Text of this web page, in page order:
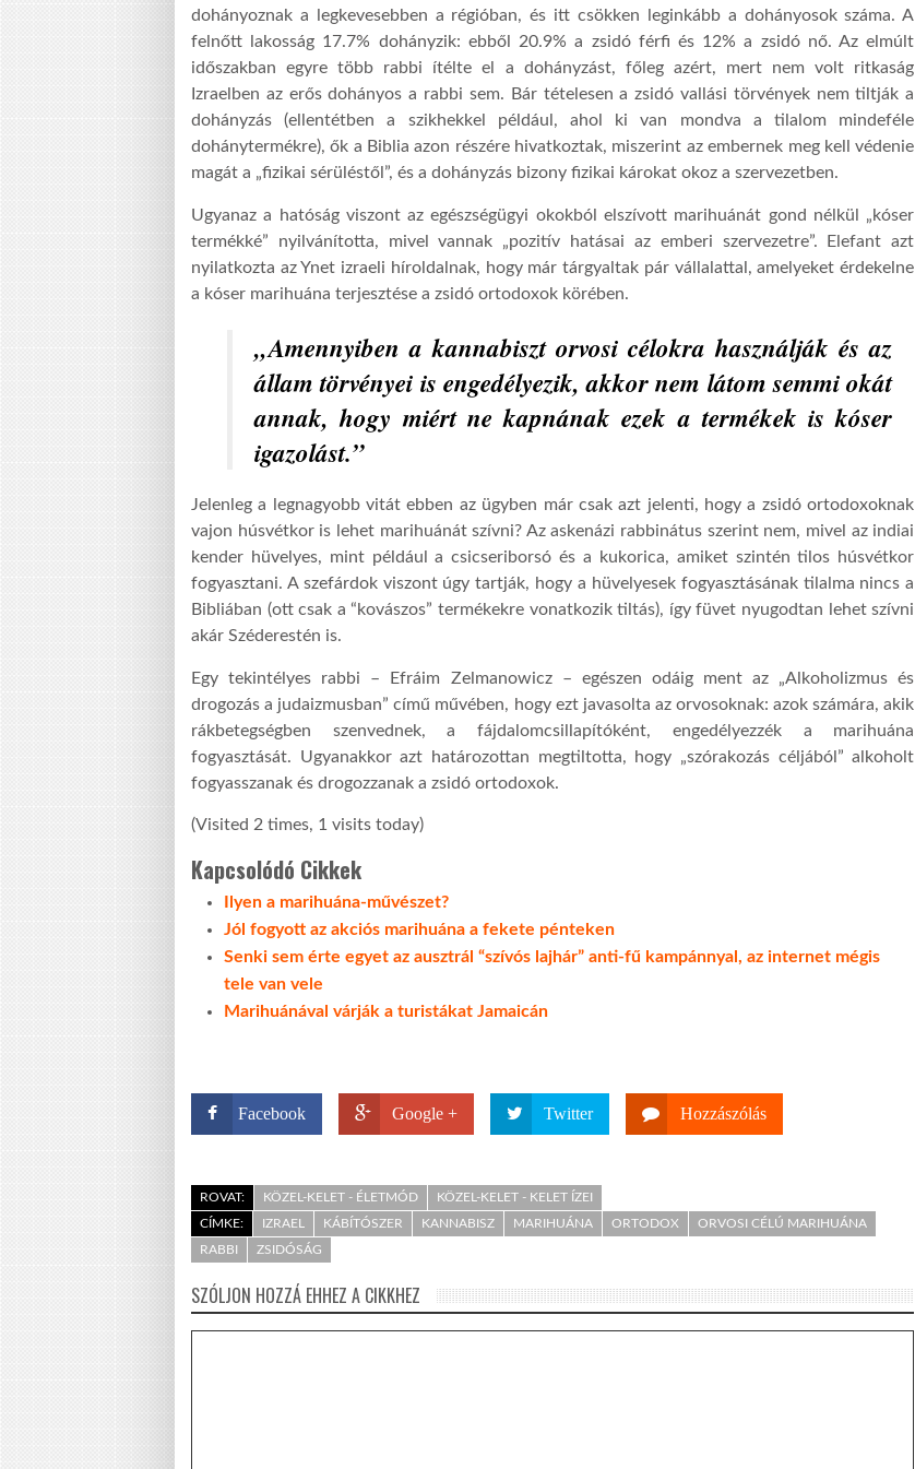
dohányoznak a legkevesebben a régióban, és itt csökken leginkább a dohányosok száma. A
felnőtt lakosság 17.7% dohányzik: ebből 20.9% a zsidó férfi és 12% a zsidó nő. Az elmúlt
időszakban egyre több rabbi ítélte el a dohányzást, főleg azért, mert nem volt ritkaság
Izraelben az erős dohányos a rabbi sem. Bár tételesen a zsidó vallási törvények nem tiltják a
dohányzás (ellentétben a szikhekkel például, ahol ki van mondva a tilalom mindeféle
dohánytermékre), ők a Biblia azon részére hivatkoztak, miszerint az embernek meg kell védenie
magát a „fizikai sérüléstől”, és a dohányzás bizony fizikai károkat okoz a szervezetben.
Ugyanaz a hatóság viszont az egészségügyi okokból elszívott marihuánát gond nélkül „kóser
termékké” nyilvánította, mivel vannak „pozitív hatásai az emberi szervezetre”. Elefant azt
nyilatkozta az Ynet izraeli híroldalnak, hogy már tárgyaltak pár vállalattal, amelyeket érdekelne
a kóser marihuána terjesztése a zsidó ortodoxok körében.
„Amennyiben a kannabiszt orvosi célokra használják és az
állam törvényei is engedélyezik, akkor nem látom semmi okát
annak, hogy miért ne kapnának ezek a termékek is kóser
igazolást.”
Jelenleg a legnagyobb vitát ebben az ügyben már csak azt jelenti, hogy a zsidó ortodoxoknak
vajon húsvétkor is lehet marihuánát szívni? Az askenázi rabbinátus szerint nem, mivel az indiai
kender hüvelyes, mint például a csicseriborsó és a kukorica, amiket szintén tilos húsvétkor
fogyasztani. A szefárdok viszont úgy tartják, hogy a hüvelyesek fogyasztásának tilalma nincs a
Bibliában (ott csak a “kovászos” termékekre vonatkozik tiltás), így füvet nyugodtan lehet szívni
akár Széderestén is.
Egy tekintélyes rabbi – Efráim Zelmanowicz – egészen odáig ment az „Alkoholizmus és
drogozás a judaizmusban” című művében, hogy ezt javasolta az orvosoknak: azok számára, akik
rákbetegségben szenvednek, a fájdalomcsillapítóként, engedélyezzék a marihuána
fogyasztását. Ugyanakkor azt határozottan megtiltotta, hogy „szórakozás céljából” alkoholt
fogyasszanak és drogozzanak a zsidó ortodoxok.
(Visited 2 times, 1 visits today)
Kapcsolódó Cikkek
Ilyen a marihuána-művészet?
Jól fogyott az akciós marihuána a fekete pénteken
Senki sem érte egyet az ausztrál “szívós lajhár” anti-fű kampánnyal, az internet mégis
tele van vele
Marihuánával várják a turistákat Jamaicán
Facebook Google + Twitter Hozzászólás
ROVAT: KÖZEL-KELET - ÉLETMÓD
KÖZEL-KELET - KELET ÍZEI
CÍMKE:
IZRAEL KÁBÍTÓSZER KANNABISZ MARIHUÁNA ORTODOX
ORVOSI CÉLÚ MARIHUÁNA
RABBI
ZSIDÓSÁG
SZÓLJON HOZZÁ EHHEZ A CIKKHEZ